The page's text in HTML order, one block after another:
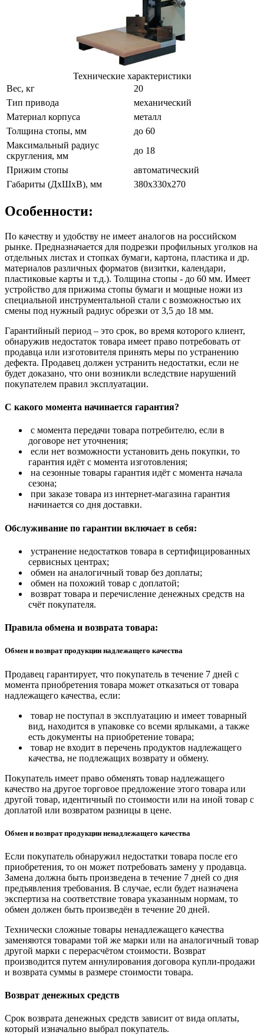
Технические характеристики
Вес, кг
20
Тип привода
механический
Материал корпуса
металл
Толщина стопы, мм
до 60
Максимальный радиус
скругления, мм
до 18
Прижим стопы
автоматический
Габариты (ДхШхВ), мм
380х330х270
Особенности:
По качеству и удобству не имеет аналогов на российском
рынке. Предназначается для подрезки профильных уголков на
отдельных листах и стопках бумаги, картона, пластика и др.
материалов различных форматов (визитки, календари,
пластиковые карты и т.д.). Толщина стопы - до 60 мм. Имеет
устройство для прижима стопы бумаги и мощные ножи из
специальной инструментальной стали с возможностью их
смены под нужный радиус обрезки от 3,5 до 18 мм.
Гарантийный период – это срок, во время которого клиент,
обнаружив недостаток товара имеет право потребовать от
продавца или изготовителя принять меры по устранению
дефекта. Продавец должен устранить недостатки, если не
будет доказано, что они возникли вследствие нарушений
покупателем правил эксплуатации.
С какого момента начинается гарантия?
с момента передачи товара потребителю, если в
договоре нет уточнения;
если нет возможности установить день покупки, то
гарантия идёт с момента изготовления;
на сезонные товары гарантия идёт с момента начала
сезона;
при заказе товара из интернет-магазина гарантия
начинается со дня доставки.
Обслуживание по гарантии включает в себя:
устранение недостатков товара в сертифицированных
сервисных центрах;
обмен на аналогичный товар без доплаты;
обмен на похожий товар с доплатой;
возврат товара и перечисление денежных средств на
счёт покупателя.
Правила обмена и возврата товара:
Обмен и возврат продукции надлежащего качества
Продавец гарантирует, что покупатель в течение 7 дней с
момента приобретения товара может отказаться от товара
надлежащего качества, если:
товар не поступал в эксплуатацию и имеет товарный
вид, находится в упаковке со всеми ярлыками, а также
есть документы на приобретение товара;
товар не входит в перечень продуктов надлежащего
качества, не подлежащих возврату и обмену.
Покупатель имеет право обменять товар надлежащего
качество на другое торговое предложение этого товара или
другой товар, идентичный по стоимости или на иной товар с
доплатой или возвратом разницы в цене.
Обмен и возврат продукции ненадлежащего качества
Если покупатель обнаружил недостатки товара после его
приобретения, то он может потребовать замену у продавца.
Замена должна быть произведена в течение 7 дней со дня
предъявления требования. В случае, если будет назначена
экспертиза на соответствие товара указанным нормам, то
обмен должен быть произведён в течение 20 дней.
Технически сложные товары ненадлежащего качества
заменяются товарами той же марки или на аналогичный товар
другой марки с перерасчётом стоимости. Возврат
производится путем аннулирования договора купли-продажи
и возврата суммы в размере стоимости товара.
Возврат денежных средств
Срок возврата денежных средств зависит от вида оплаты,
который изначально выбрал покупатель.